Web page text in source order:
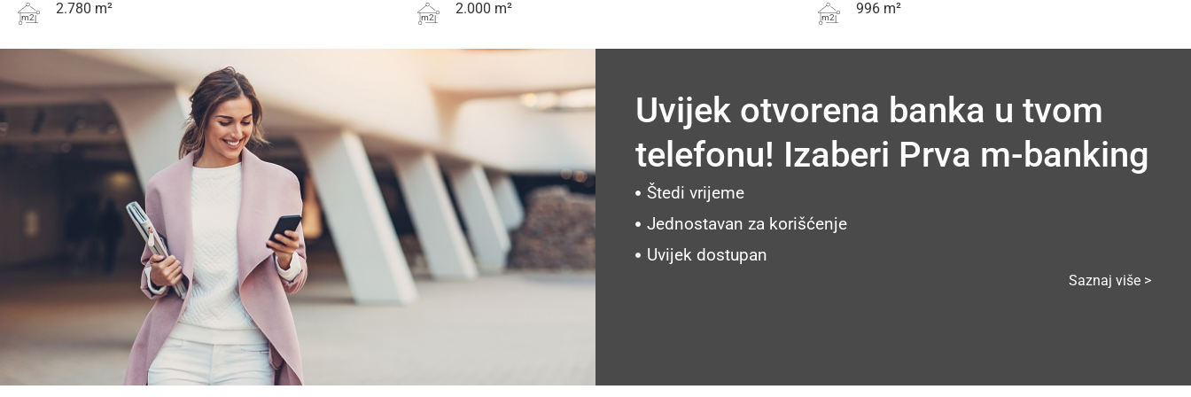
m2
2.780 m²
m2
2.000 m²
m2
996 m²
Uvijek otvorena banka u tvom
telefonu! Izaberi Prva m-banking
Štedi vrijeme
Jednostavan za korišćenje
Uvijek dostupan
Saznaj više >